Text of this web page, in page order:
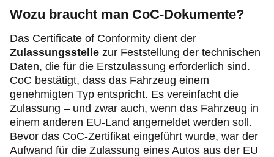
Wozu braucht man CoC-Dokumente?
Das Certificate of Conformity dient der
Zulassungsstelle zur Feststellung der technischen
Daten, die für die Erstzulassung erforderlich sind.
CoC bestätigt, dass das Fahrzeug einem
genehmigten Typ entspricht. Es vereinfacht die
Zulassung – und zwar auch, wenn das Fahrzeug in
einem anderen EU-Land angemeldet werden soll.
Bevor das CoC-Zertifikat eingeführt wurde, war der
Aufwand für die Zulassung eines Autos aus der EU